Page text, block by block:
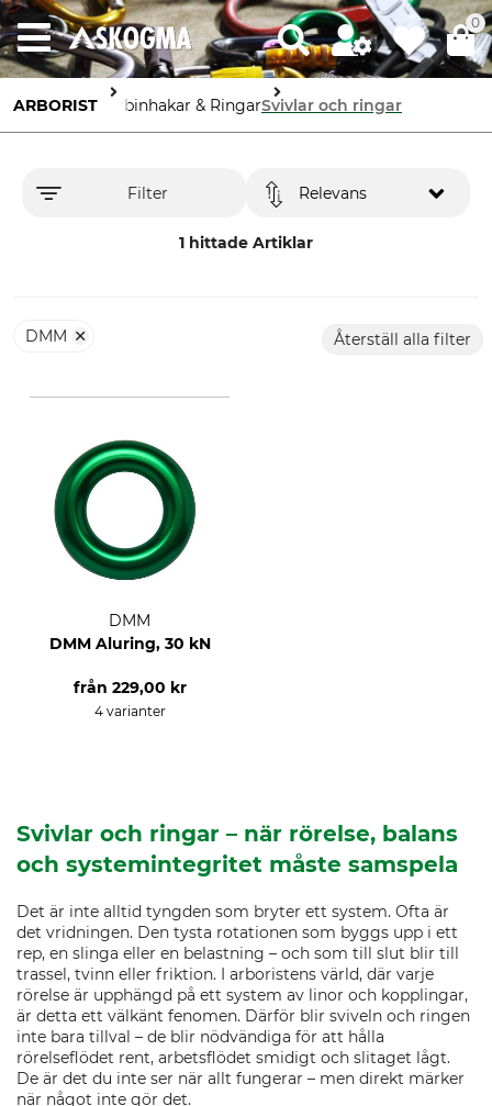
0
ARBORIST Karbinhakar & RingarSvivlar och ringar
Filter
1 hittade Artiklar
Relevans
DMM Återställ alla filter
DMM
DMM Aluring, 30 kN
från 229,00 kr
4 varianter
Svivlar och ringar – när rörelse, balans
och systemintegritet måste samspela
Det är inte alltid tyngden som bryter ett system. Ofta är
det vridningen. Den tysta rotationen som byggs upp i ett
rep, en slinga eller en belastning – och som till slut blir till
trassel, tvinn eller friktion. I arboristens värld, där varje
rörelse är upphängd på ett system av linor och kopplingar,
är detta ett välkänt fenomen. Därför blir sviveln och ringen
inte bara tillval – de blir nödvändiga för att hålla
rörelseflödet rent, arbetsflödet smidigt och slitaget lågt.
De är det du inte ser när allt fungerar – men direkt märker
när något inte gör det.